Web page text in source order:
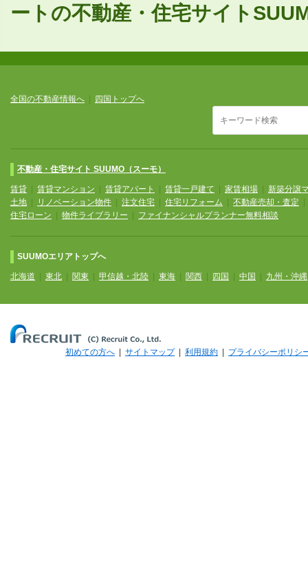
ートの不動産・住宅サイト
全国の不動産情報へ 四国トップへ
不動産・住宅サイト SUUMO（スーモ）
賃貸 賃貸マンション 賃貸アパート 賃貸一戸建て 家賃相場
新築分譲
土地
リノベーション物件 注文住宅 住宅リフォーム 不動産売却・査定
住宅ローン
物件ライブラリー ファイナンシャルプランナー無料相談
SUUMOエリアトップへ
北海道 東北 関東 甲信越・北陸 東海 関西 四国 中国 九州・沖縄
初めての方へ | サイトマップ| 利用規約 | プライバシーポリシ